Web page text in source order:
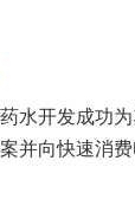
水开发成功
并向快速消